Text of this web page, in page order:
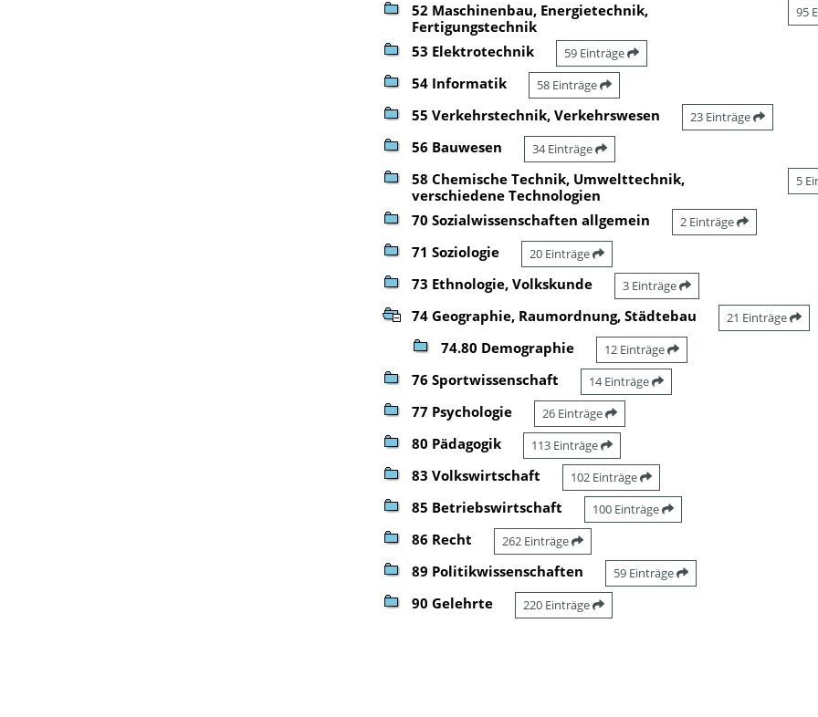
52 Maschinenbau, Energietechnik,
Fertigungstechnik
95
53 Elektrotechnik 59 Einträge
54 Informatik 58 Einträge
55 Verkehrstechnik, Verkehrswesen 23 Einträge
56 Bauwesen 34 Einträge
58 Chemische Technik, Umwelttechnik,
verschiedene Technologien
5
70 Sozialwissenschaften allgemein 2 Einträge
71 Soziologie 20 Einträge
73 Ethnologie, Volkskunde 3 Einträge
74 Geographie, Raumordnung, Städtebau 21 Einträge
74.80 Demographie 12 Einträge
76 Sportwissenschaft 14 Einträge
77 Psychologie 26 Einträge
80 Pädagogik 113 Einträge
83 Volkswirtschaft 102 Einträge
85 Betriebswirtschaft 100 Einträge
86 Recht 262 Einträge
89 Politikwissenschaften 59 Einträge
90 Gelehrte 220 Einträge